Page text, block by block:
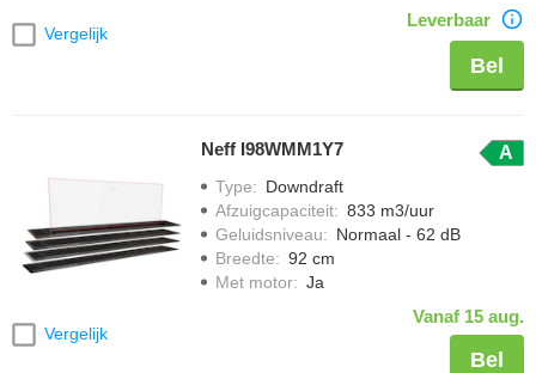
Vergelijk
Leverbaar
Bel
Vergelijk
Neff I98WMM1Y7 A
Type: Downdraft
Afzuigcapaciteit: 833 m3/uur
Geluidsniveau: Normaal - 62 dB
Breedte: 92 cm
Met motor: Ja
Vanaf 15 aug.
Bel